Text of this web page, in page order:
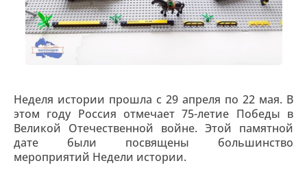
Неделя истории прошла с 29 апреля по 22 мая. В
этом году Россия отмечает 75-летие Победы в
Великой Отечественной войне. Этой памятной
дате были посвящены большинство
мероприятий Недели истории.